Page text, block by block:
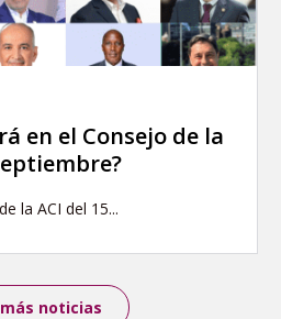
en el Consejo de la
la ACI del 15...
noticias